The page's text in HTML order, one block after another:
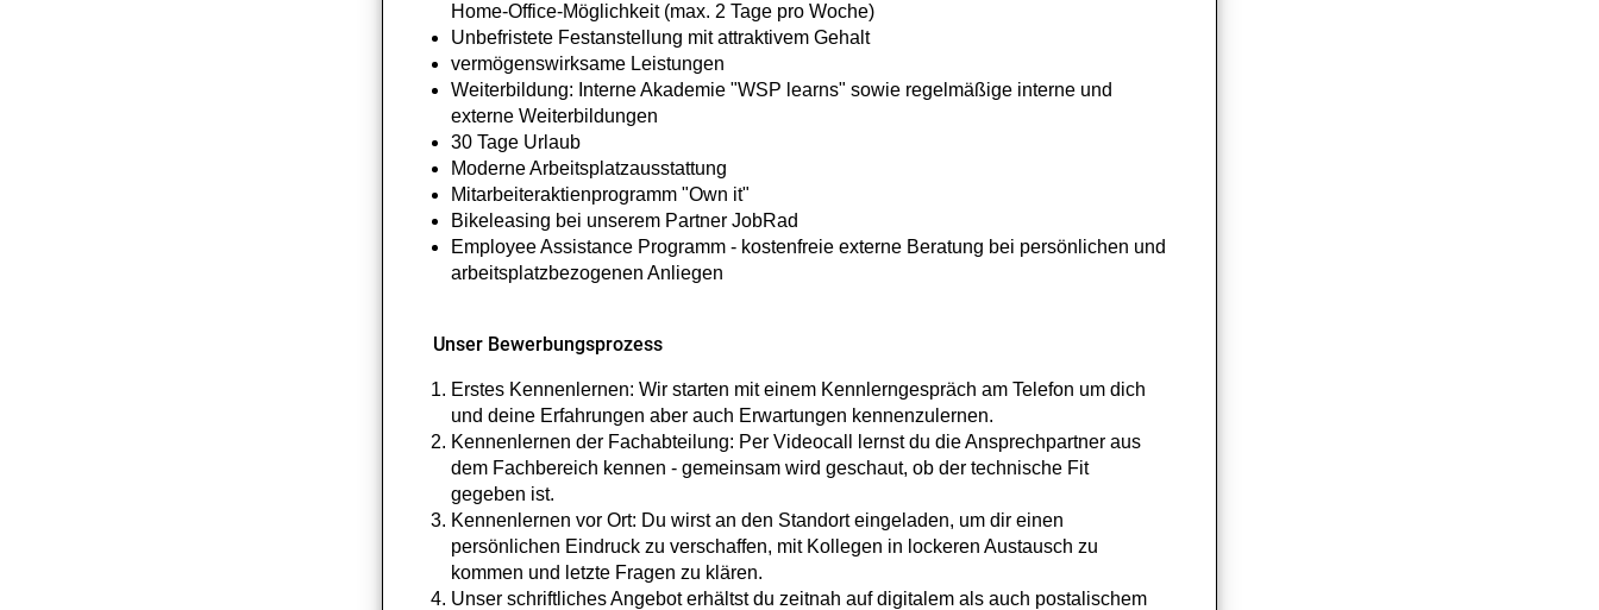
Home-Office-Möglichkeit (max. 2 Tage pro Woche)
Unbefristete Festanstellung mit attraktivem Gehalt
vermögenswirksame Leistungen
Weiterbildung: Interne Akademie "WSP learns" sowie regelmäßige interne und
externe Weiterbildungen
30 Tage Urlaub
Moderne Arbeitsplatzausstattung
Mitarbeiteraktienprogramm "Own it"
Bikeleasing bei unserem Partner JobRad
Employee Assistance Programm - kostenfreie externe Beratung bei persönlichen und
arbeits­platzbezogenen Anliegen
Unser Bewerbungsprozess
Erstes Kennenlernen: Wir starten mit einem Kennlerngespräch am Telefon um dich
und deine Erfahrungen aber auch Erwartungen kennenzulernen.
Kennenlernen der Fachabteilung: Per Videocall lernst du die Ansprechpartner aus
dem Fachbereich kennen - gemeinsam wird geschaut, ob der technische Fit
gegeben ist.
Kennenlernen vor Ort: Du wirst an den Standort eingeladen, um dir einen
persönlichen Eindruck zu verschaffen, mit Kollegen in lockeren Austausch zu
kommen und letzte Fragen zu klären.
Unser schriftliches Angebot erhältst du zeitnah auf digitalem als auch postalischem